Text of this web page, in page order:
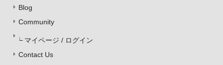
Blog
Community
マイページ / ログイン
Contact Us